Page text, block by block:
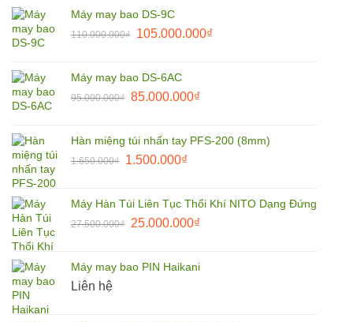
9.900.000₫.
7.500.000₫.
Máy may bao DS-9C
110.000.000₫
Giá
110.000.000₫.
105.000.000₫Giá
Máy may bao DS-6AC
95.000.000₫ Giá
95.000.000₫.
85.000.000₫Giá
là:
Hàn miệng túi nhấn tay PFS-200 (8mm)
1.650.000₫
Giá
1.650.000₫.
1.500.000₫Giá
là:
1.500.000₫.
Máy Hàn Túi Liên Tục Thổi Khí NITO Dạng Đứng
27.500.000₫
Giá
27.500.000₫.
25.000.000₫Giá
là:
Máy may bao PIN Haikani
Liên hệ